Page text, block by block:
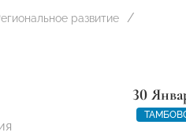
развитие
30